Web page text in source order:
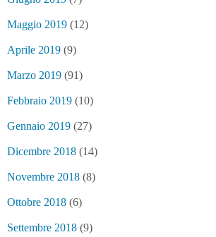
Maggio 2019 (12)
Aprile 2019 (9)
Marzo 2019 (91)
Febbraio 2019 (10)
Gennaio 2019 (27)
Dicembre 2018 (14)
Novembre 2018 (8)
Ottobre 2018 (6)
Settembre 2018 (9)